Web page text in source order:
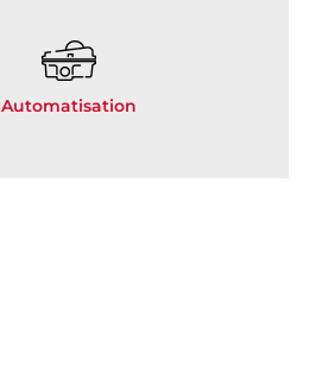
Automatisation